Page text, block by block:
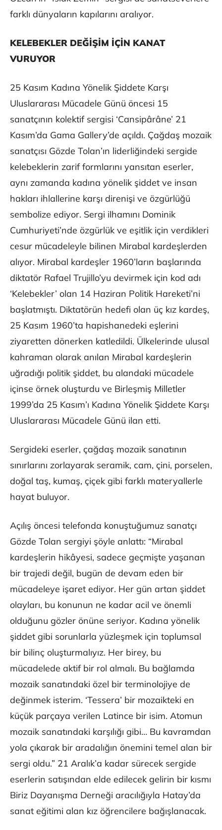
farklı dünyaların kapılarını aralıyor.
KELEBEKLER DEĞİŞİM İÇİN KANAT
VURUYOR
25 Kasım Kadına Yönelik Şiddete Karşı
Uluslararası Mücadele Günü öncesi 15
sanatçının kolektif sergisi ‘Cansipârâne’ 21
Kasım’da Gama Gallery’de açıldı. Çağdaş mozaik
sanatçısı Gözde Tolan’ın liderliğindeki sergide
kelebeklerin zarif formlarını yansıtan eserler,
aynı zamanda kadına yönelik şiddet ve insan
hakları ihlallerine karşı direnişi ve özgürlüğü
sembolize ediyor. Sergi ilhamını Dominik
Cumhuriyeti’nde özgürlük ve eşitlik için verdikleri
cesur mücadeleyle bilinen Mirabal kardeşlerden
alıyor. Mirabal kardeşler 1960’ların başlarında
diktatör Rafael Trujillo’yu devirmek için kod adı
‘Kelebekler’ olan 14 Haziran Politik Hareketi’ni
başlatmıştı. Diktatörün hedefi olan üç kız kardeş,
25 Kasım 1960’ta hapishanedeki eşlerini
ziyaretten dönerken katledildi. Ülkelerinde ulusal
kahraman olarak anılan Mirabal kardeşlerin
uğradığı politik şiddet, bu alandaki mücadele
içinse örnek oluşturdu ve Birleşmiş Milletler
1999’da 25 Kasım’ı Kadına Yönelik Şiddete Karşı
Uluslararası Mücadele Günü ilan etti.
Sergideki eserler, çağdaş mozaik sanatının
sınırlarını zorlayarak seramik, cam, çini, porselen,
doğal taş, kumaş, çiçek gibi farklı materyallerle
hayat buluyor.
Açılış öncesi telefonda konuştuğumuz sanatçı
Gözde Tolan sergiyi şöyle anlattı: “Mirabal
kardeşlerin hikâyesi, sadece geçmişte yaşanan
bir trajedi değil, bugün de devam eden bir
mücadeleye işaret ediyor. Her gün artan şiddet
olayları, bu konunun ne kadar acil ve önemli
olduğunu gözler önüne seriyor. Kadına yönelik
şiddet gibi sorunlarla yüzleşmek için toplumsal
bir bilinç oluşturmalıyız. Her birey, bu
mücadelede aktif bir rol almalı. Bu bağlamda
mozaik sanatındaki özel bir terminolojiye de
değinmek isterim. ‘Tessera’ bir mozaikteki en
küçük parçaya verilen Latince bir isim. Atomun
mozaik sanatındaki karşılığı gibi… Bu kavramdan
yola çıkarak bir aradalığın önemini temel alan bir
sergi oldu.” 21 Aralık’a kadar sürecek sergide
eserlerin satışından elde edilecek gelirin bir kısmı
Biriz Dayanışma Derneği aracılığıyla Hatay’da
sanat eğitimi alan kız öğrencilere bağışlanacak.